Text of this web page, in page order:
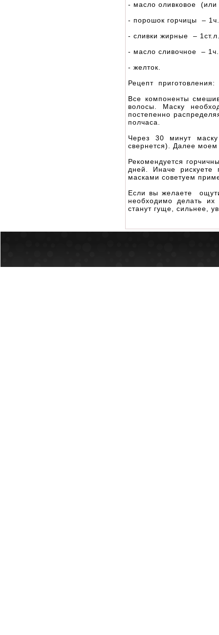
- масло оливковое (или
- порошок горчицы –
- сливки жирные –
- масло сливочное –
- желток.
Рецепт приготовления:
Все компоненты
волосы. Маску
постепенно
полчаса.
Через 30 минут
свернется). Далее
Рекомендуется
дней. Иначе
масками советуем
Если вы желаете
необходимо делать
станут гуще, сильнее,